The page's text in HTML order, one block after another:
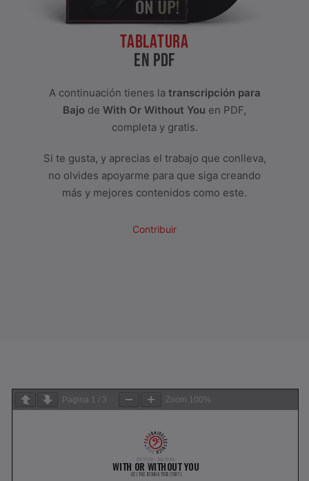
TABLATURA
EN PDF
A continuación tienes la transcripción para
Bajo de With Or Without You en PDF,
completa y gratis.
Si te gusta, y aprecias el trabajo que conlleva,
no olvides apoyarme para que siga creando
más y mejores contenidos como este.
Contribuir
Página 1 / 3 Zoom 100%